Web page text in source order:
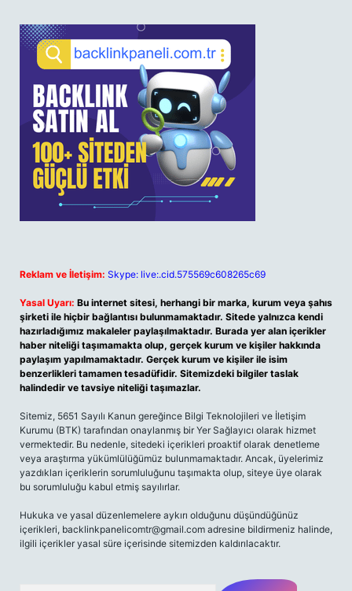
Reklam ve İletişim: Skype: live:.cid.575569c608265c69
Yasal Uyarı: Bu internet sitesi, herhangi bir marka, kurum veya şahıs
şirketi ile hiçbir bağlantısı bulunmamaktadır. Sitede yalnızca kendi
hazırladığımız makaleler paylaşılmaktadır. Burada yer alan içerikler
haber niteliği taşımamakta olup, gerçek kurum ve kişiler hakkında
paylaşım yapılmamaktadır. Gerçek kurum ve kişiler ile isim
benzerlikleri tamamen tesadüfidir. Sitemizdeki bilgiler taslak
halindedir ve tavsiye niteliği taşımazlar.
Sitemiz, 5651 Sayılı Kanun gereğince Bilgi Teknolojileri ve İletişim
Kurumu (BTK) tarafından onaylanmış bir Yer Sağlayıcı olarak hizmet
vermektedir. Bu nedenle, sitedeki içerikleri proaktif olarak denetleme
veya araştırma yükümlülüğümüz bulunmamaktadır. Ancak, üyelerimiz
yazdıkları içeriklerin sorumluluğunu taşımakta olup, siteye üye olarak
bu sorumluluğu kabul etmiş sayılırlar.
Hukuka ve yasal düzenlemelere aykırı olduğunu düşündüğünüz
içerikleri, backlinkpanelicomtr@gmail.com adresine bildirmeniz halinde,
ilgili içerikler yasal süre içerisinde sitemizden kaldırılacaktır.